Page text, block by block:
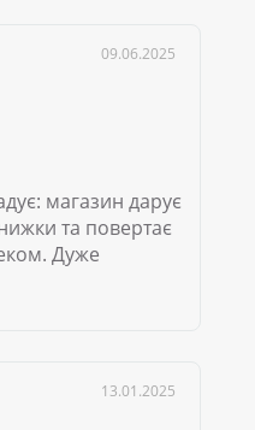
09.06.2025
магазин дарує
та повертає
Дуже
13.01.2025